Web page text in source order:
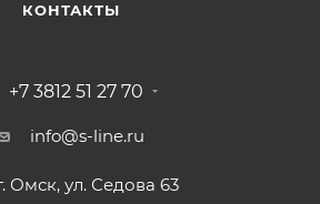
КОНТАКТЫ
+7 3812 51 27 70
info@s-line.ru
Омск, ул. Седова 63